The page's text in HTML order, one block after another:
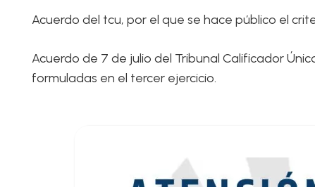
Acuerdo del tcu, por el que se hace público el
Acuerdo de 7 de julio del Tribunal Calificador
formuladas en el tercer ejercicio.